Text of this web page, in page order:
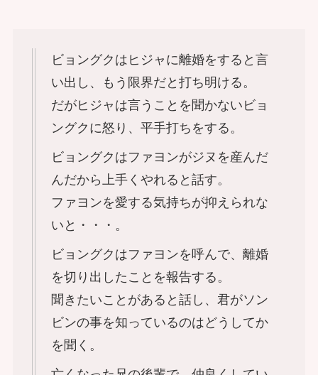
ビョングクはヒジャに離婚をすると言
い出し、もう限界だと打ち明ける。
だがヒジャは言うことを聞かないビョ
ングクに怒り、平手打ちをする。
ビョングクはファヨンがジヌを産んだ
んだから上手くやれると話す。
ファヨンを愛する気持ちが抑えられな
いと・・・。
ビョングクはファヨンを呼んで、離婚
を切り出したことを報告する。
聞きたいことがあると話し、君がソン
ビンの事を知っているのはどうしてか
を聞く。